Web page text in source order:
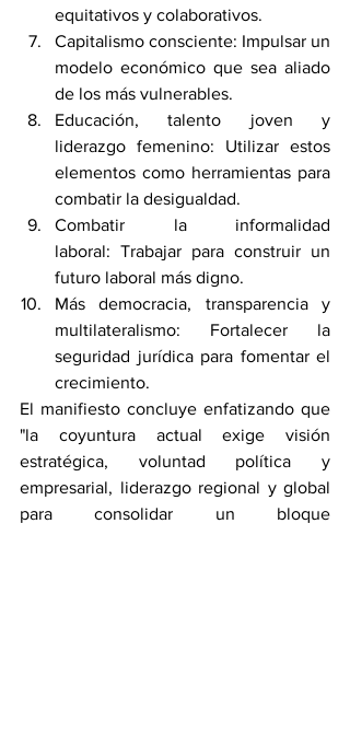
equitativos y colaborativos.
Capitalismo consciente: Impulsar un
modelo económico que sea aliado
de los más vulnerables.
Educación, talento joven y
liderazgo femenino: Utilizar estos
elementos como herramientas para
combatir la desigualdad.
Combatir la informalidad
laboral: Trabajar para construir un
futuro laboral más digno.
Más democracia, transparencia y
multilateralismo: Fortalecer la
seguridad jurídica para fomentar el
crecimiento.
El manifiesto concluye enfatizando que
"la coyuntura actual exige visión
estratégica, voluntad política y
empresarial, liderazgo regional y global
para consolidar un bloque